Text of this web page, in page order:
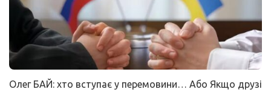
Олег БАЙ: хто вступає у перемовини… Або Якщо друзі